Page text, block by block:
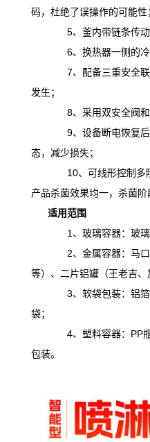
码，杜绝了误操作的可能性
5、釜内带链条传动
6、换热器一侧的冷
7、配备三重安全联
发生；
8、采用双安全阀和
9、设备断电恢复后
态，减少损失；
10、可线形控制多阶
产品杀菌效果均一，杀菌
适用范围
1、玻璃容器：玻璃
2、金属容器：马口
等）、二片铝罐（王老吉、
3、软袋包装：铝箔
袋；
4、塑料容器：PP瓶
包装。